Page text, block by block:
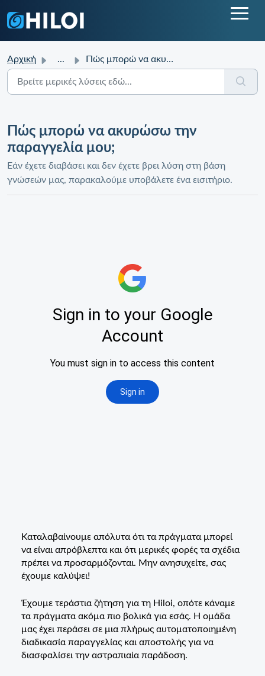
Αρχική ... Πώς μπορώ να ακυρώσω την παραγγελία μου;
Πώς μπορώ να ακυρώσω την
παραγγελία μου;
Εάν έχετε διαβάσει και δεν έχετε βρει λύση στη βάση
γνώσεών μας, παρακαλούμε υποβάλετε ένα εισιτήριο.
Καταλαβαίνουμε απόλυτα ότι τα πράγματα μπορεί
να είναι απρόβλεπτα και ότι μερικές φορές τα σχέδια
πρέπει να προσαρμόζονται. Μην ανησυχείτε, σας
έχουμε καλύψει!
Έχουμε τεράστια ζήτηση για τη Hiloi, οπότε κάναμε
τα πράγματα ακόμα πιο βολικά για εσάς. Η ομάδα
μας έχει περάσει σε μια πλήρως αυτοματοποιημένη
διαδικασία παραγγελίας και αποστολής για να
διασφαλίσει την αστραπιαία παράδοση.